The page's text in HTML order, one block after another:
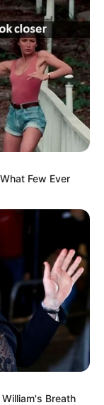
confesión a
laexperiencia
para la visa,
el problema
13
de seguidores
a sentir
perforaciones
como ley
Few Ever
Breath